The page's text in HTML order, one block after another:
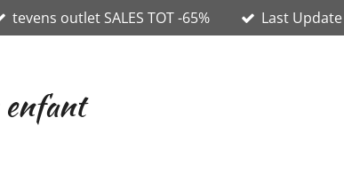
tevens outlet SALES TOT -65% Last
enfant